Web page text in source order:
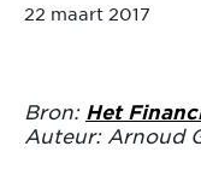
22 maart 2017
Bron: Het
Auteur: Arnoud